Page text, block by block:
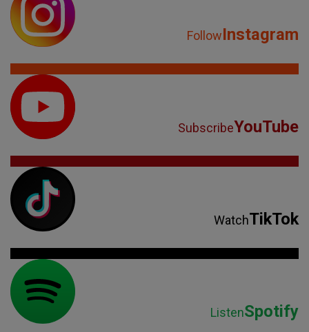
FollowInstagram
SubscribeYouTube
WatchTikTok
ListenSpotify